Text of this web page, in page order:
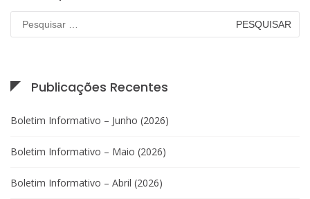
Pesquisar
por:
Publicações Recentes
Boletim Informativo – Junho (2026)
Boletim Informativo – Maio (2026)
Boletim Informativo – Abril (2026)